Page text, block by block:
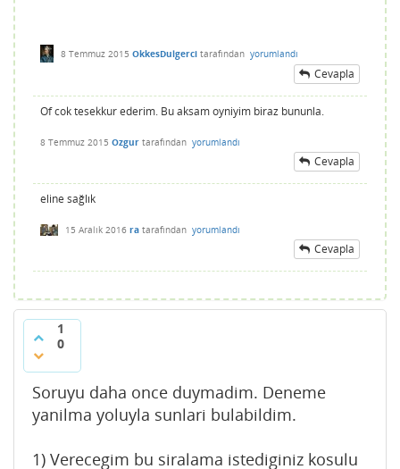
8 Temmuz 2015 OkkesDulgerci tarafından yorumlandı
Cevapla
Of cok tesekkur ederim. Bu aksam oyniyim biraz bununla.
8 Temmuz 2015 Ozgur tarafından yorumlandı
Cevapla
eline sağlık
15 Aralık 2016 ra tarafından yorumlandı
Cevapla
1
0
Soruyu daha once duymadim. Deneme
yanilma yoluyla sunlari bulabildim.
1) Verecegim bu siralama istediginiz kosulu